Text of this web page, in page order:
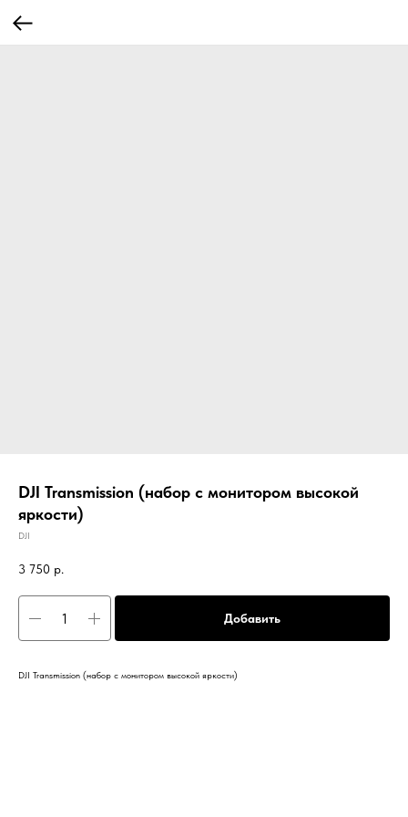
DJI Transmission (набор с монитором высокой
яркости)
DJI
3 750 р.
Добавить
DJI Transmission (набор с монитором высокой яркости)